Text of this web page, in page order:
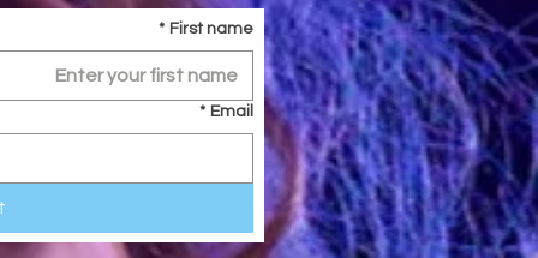
First name
*
Email
*